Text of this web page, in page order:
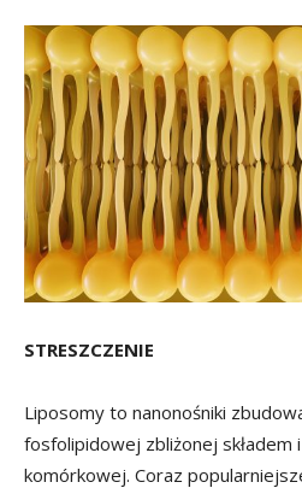
STRESZCZENIE
Liposomy to nanonośniki
fosfolipidowej zbliżonej składem
komórkowej. Coraz